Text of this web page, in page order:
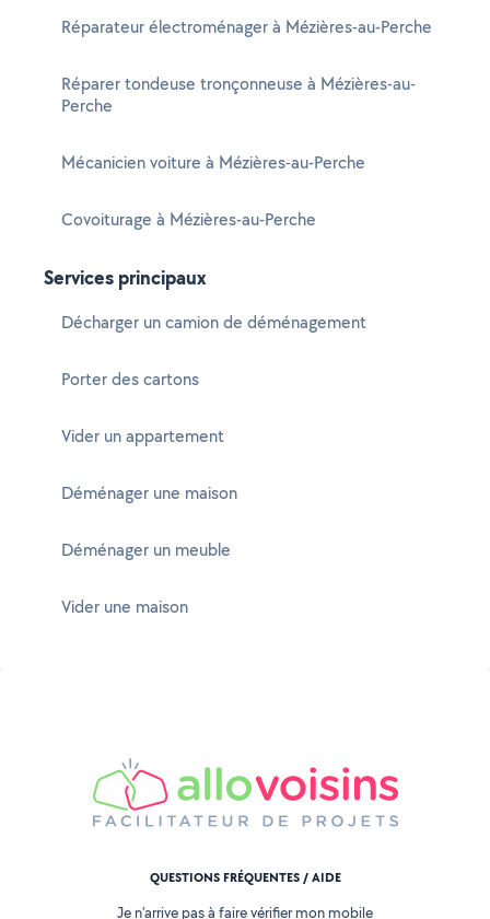
Réparateur électroménager à Mézières-au-Perche
Réparer tondeuse tronçonneuse à Mézières-au-
Perche
Mécanicien voiture à Mézières-au-Perche
Covoiturage à Mézières-au-Perche
Services principaux
Décharger un camion de déménagement
Porter des cartons
Vider un appartement
Déménager une maison
Déménager un meuble
Vider une maison
QUESTIONS FRÉQUENTES / AIDE
Je n'arrive pas à faire vérifier mon mobile